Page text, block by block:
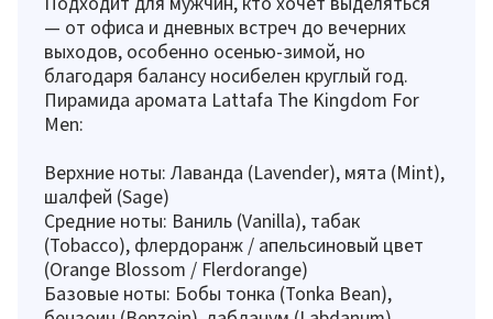
— от офиса и дневных встреч до вечерних
выходов, особенно осенью-зимой, но
благодаря балансу носибелен круглый год.
Пирамида аромата Lattafa The Kingdom For
Men:
Верхние ноты: Лаванда (Lavender), мята (Mint),
шалфей (Sage)
Средние ноты: Ваниль (Vanilla), табак
(Tobacco), флердоранж / апельсиновый цвет
(Orange Blossom / Flerdorange)
Базовые ноты: Бобы тонка (Tonka Bean),